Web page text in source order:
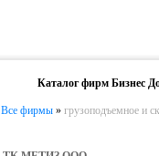
Каталог фирм Бизнес
Все фирмы » грузоподъемное и